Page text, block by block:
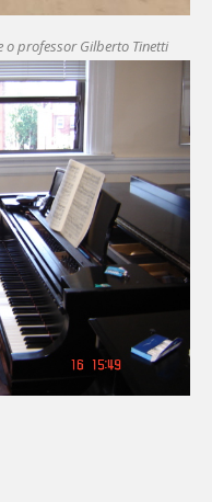
o professor Gilberto Tinetti